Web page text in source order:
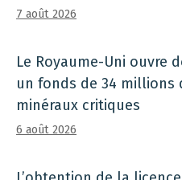
7 août 2026
Le Royaume-Uni ouvre
un fonds de 34
minéraux critiques
6 août 2026